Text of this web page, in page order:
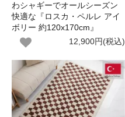
わシャギーでオールシーズン
快適な『ロスカ・ペルレ アイ
ボリー 約120x170cm』
12,900円(税込)